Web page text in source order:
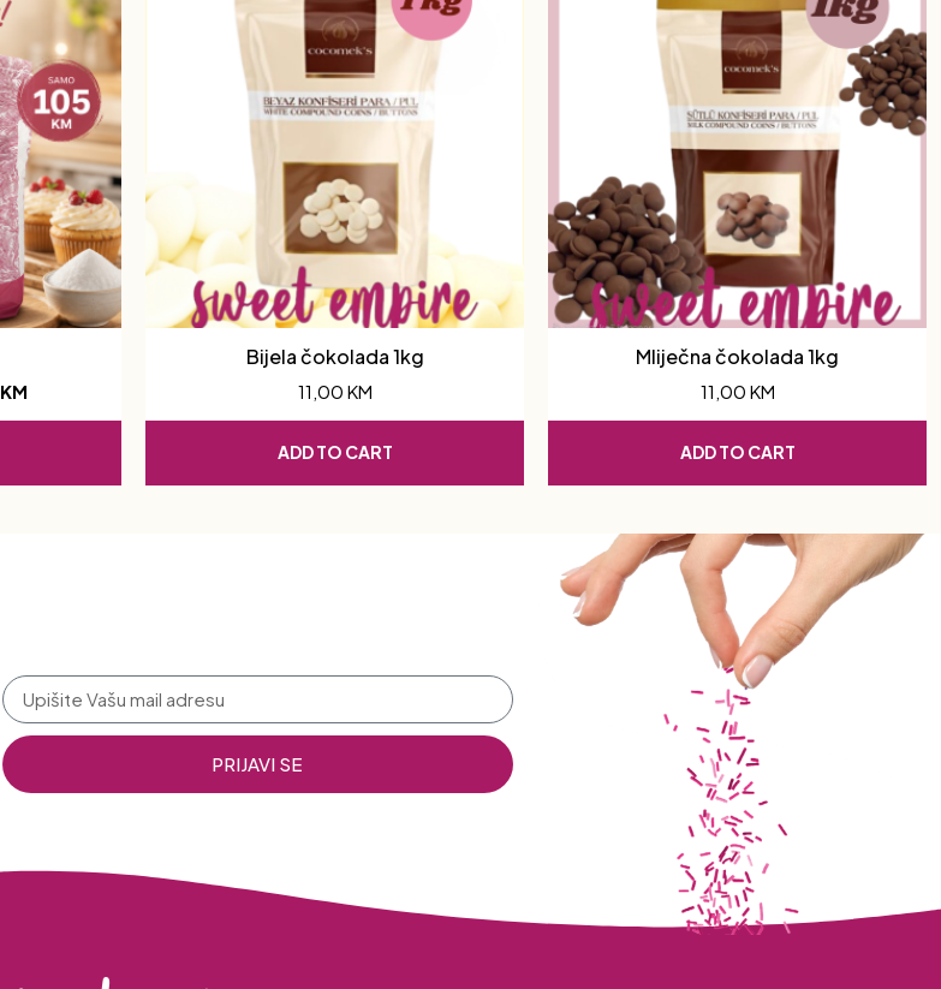
KM
Bijela čokolada 1kg
11,00 KM
ADD TO CART
Mliječna čokolada 1kg
11,00 KM
ADD TO CART
PRIJAVI SE